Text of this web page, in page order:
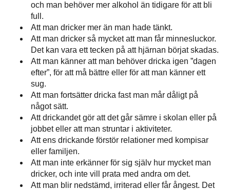
och man behöver mer alkohol än tidigare för att bli
full.
Att man dricker mer än man hade tänkt.
Att man dricker så mycket att man får minnesluckor.
Det kan vara ett tecken på att hjärnan börjat skadas.
Att man känner att man behöver dricka igen ”dagen
efter”, för att må bättre eller för att man känner ett
sug.
Att man fortsätter dricka fast man mår dåligt på
något sätt.
Att drickandet gör att det går sämre i skolan eller på
jobbet eller att man struntar i aktiviteter.
Att ens drickande förstör relationer med kompisar
eller familjen.
Att man inte erkänner för sig själv hur mycket man
dricker, och inte vill prata med andra om det.
Att man blir nedstämd, irriterad eller får ångest. Det